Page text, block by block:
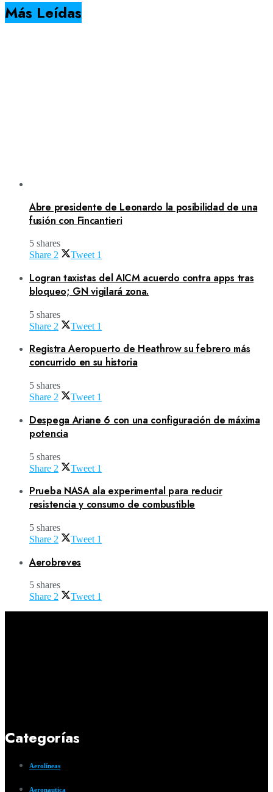
Más Leídas
Abre presidente de Leonardo la posibilidad de una
fusión con Fincantieri
5 shares
Share 2 Tweet 1
Logran taxistas del AICM acuerdo contra apps tras
bloqueo; GN vigilará zona.
5 shares
Share 2 Tweet 1
Registra Aeropuerto de Heathrow su febrero más
concurrido en su historia
5 shares
Share 2 Tweet 1
Despega Ariane 6 con una configuración de máxima
potencia
5 shares
Share 2 Tweet 1
Prueba NASA ala experimental para reducir
resistencia y consumo de combustible
5 shares
Share 2 Tweet 1
Aerobreves
5 shares
Share 2 Tweet 1
Categorías
Aerolíneas
Aeronautica